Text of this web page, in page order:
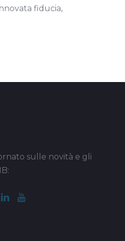
fiducia,
sulle novità e gli